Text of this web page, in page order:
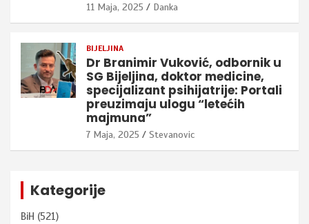
11 Maja, 2025 Danka
BIJELJINA
Dr Branimir Vuković, odbornik u
SG Bijeljina, doktor medicine,
specijalizant psihijatrije: Portali
preuzimaju ulogu “letećih
majmuna”
7 Maja, 2025 Stevanovic
Kategorije
BiH (521)